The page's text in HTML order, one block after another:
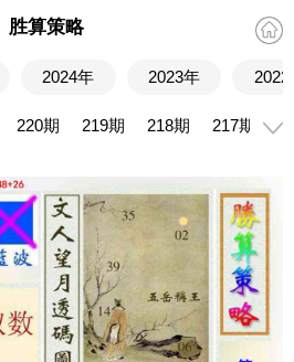
胜算策略
2024年 2023年 2022
220期 219期 218期 217期